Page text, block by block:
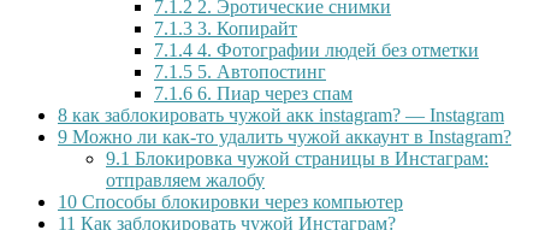
7.1.2 2. Эротические снимки
7.1.3 3. Копирайт
7.1.4 4. Фотографии людей без отметки
7.1.5 5. Автопостинг
7.1.6 6. Пиар через спам
8 как заблокировать чужой акк instagram? — Instagram
9 Можно ли как-то удалить чужой аккаунт в Instagram?
9.1 Блокировка чужой страницы в Инстаграм:
отправляем жалобу
10 Способы блокировки через компьютер
11 Как заблокировать чужой Инстаграм?